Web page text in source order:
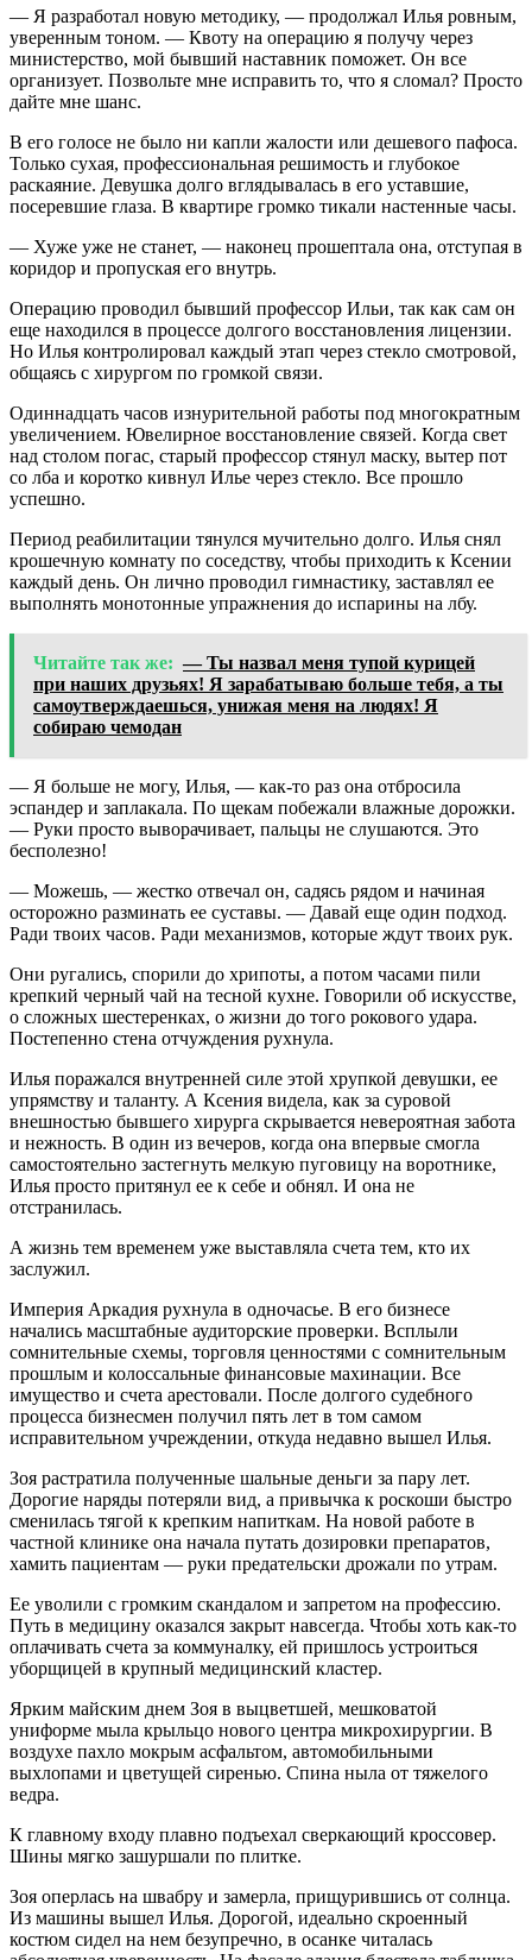
— Я разработал новую методику, — продолжал Илья ровным,
уверенным тоном. — Квоту на операцию я получу через
министерство, мой бывший наставник поможет. Он все
организует. Позвольте мне исправить то, что я сломал? Просто
дайте мне шанс.
В его голосе не было ни капли жалости или дешевого пафоса.
Только сухая, профессиональная решимость и глубокое
раскаяние. Девушка долго вглядывалась в его уставшие,
посеревшие глаза. В квартире громко тикали настенные часы.
— Хуже уже не станет, — наконец прошептала она, отступая в
коридор и пропуская его внутрь.
Операцию проводил бывший профессор Ильи, так как сам он
еще находился в процессе долгого восстановления лицензии.
Но Илья контролировал каждый этап через стекло смотровой,
общаясь с хирургом по громкой связи.
Одиннадцать часов изнурительной работы под многократным
увеличением. Ювелирное восстановление связей. Когда свет
над столом погас, старый профессор стянул маску, вытер пот
со лба и коротко кивнул Илье через стекло. Все прошло
успешно.
Период реабилитации тянулся мучительно долго. Илья снял
крошечную комнату по соседству, чтобы приходить к Ксении
каждый день. Он лично проводил гимнастику, заставлял ее
выполнять монотонные упражнения до испарины на лбу.
Читайте так же: — Ты назвал меня тупой курицей
при наших друзьях! Я зарабатываю больше тебя, а ты
самоутверждаешься, унижая меня на людях! Я
собираю чемодан
— Я больше не могу, Илья, — как-то раз она отбросила
эспандер и заплакала. По щекам побежали влажные дорожки.
— Руки просто выворачивает, пальцы не слушаются. Это
бесполезно!
— Можешь, — жестко отвечал он, садясь рядом и начиная
осторожно разминать ее суставы. — Давай еще один подход.
Ради твоих часов. Ради механизмов, которые ждут твоих рук.
Они ругались, спорили до хрипоты, а потом часами пили
крепкий черный чай на тесной кухне. Говорили об искусстве,
о сложных шестеренках, о жизни до того рокового удара.
Постепенно стена отчуждения рухнула.
Илья поражался внутренней силе этой хрупкой девушки, ее
упрямству и таланту. А Ксения видела, как за суровой
внешностью бывшего хирурга скрывается невероятная забота
и нежность. В один из вечеров, когда она впервые смогла
самостоятельно застегнуть мелкую пуговицу на воротнике,
Илья просто притянул ее к себе и обнял. И она не
отстранилась.
А жизнь тем временем уже выставляла счета тем, кто их
заслужил.
Империя Аркадия рухнула в одночасье. В его бизнесе
начались масштабные аудиторские проверки. Всплыли
сомнительные схемы, торговля ценностями с сомнительным
прошлым и колоссальные финансовые махинации. Все
имущество и счета арестовали. После долгого судебного
процесса бизнесмен получил пять лет в том самом
исправительном учреждении, откуда недавно вышел Илья.
Зоя растратила полученные шальные деньги за пару лет.
Дорогие наряды потеряли вид, а привычка к роскоши быстро
сменилась тягой к крепким напиткам. На новой работе в
частной клинике она начала путать дозировки препаратов,
хамить пациентам — руки предательски дрожали по утрам.
Ее уволили с громким скандалом и запретом на профессию.
Путь в медицину оказался закрыт навсегда. Чтобы хоть как-то
оплачивать счета за коммуналку, ей пришлось устроиться
уборщицей в крупный медицинский кластер.
Ярким майским днем Зоя в выцветшей, мешковатой
униформе мыла крыльцо нового центра микрохирургии. В
воздухе пахло мокрым асфальтом, автомобильными
выхлопами и цветущей сиренью. Спина ныла от тяжелого
ведра.
К главному входу плавно подъехал сверкающий кроссовер.
Шины мягко зашуршали по плитке.
Зоя оперлась на швабру и замерла, прищурившись от солнца.
Из машины вышел Илья. Дорогой, идеально скроенный
костюм сидел на нем безупречно, в осанке читалась